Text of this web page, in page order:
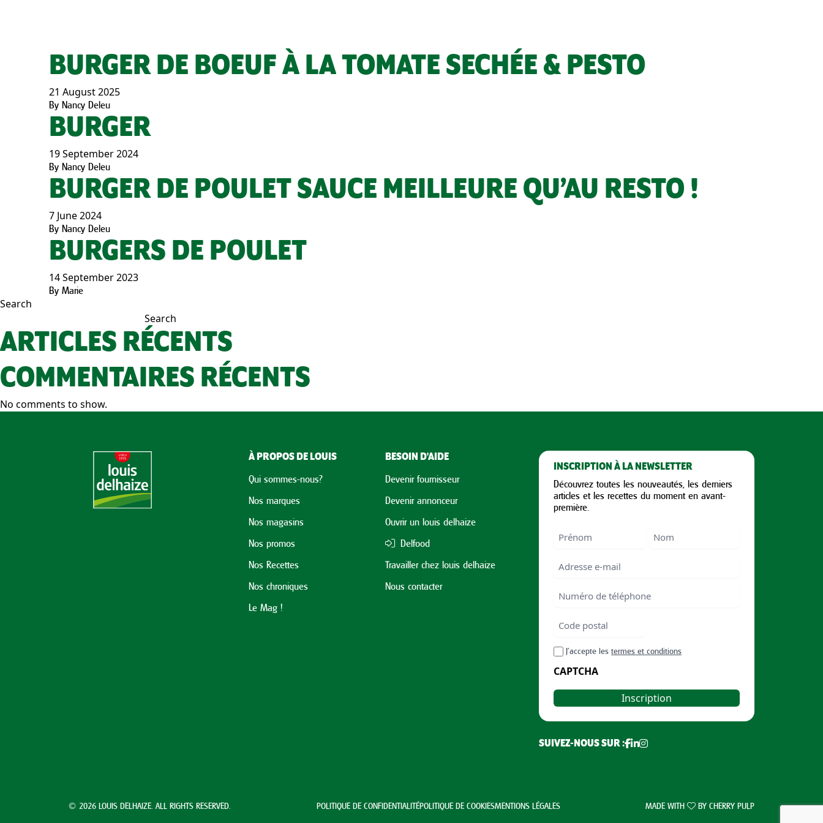
BURGER DE BOEUF À LA TOMATE SECHÉE & PESTO
21 August 2025
By Nancy Deleu
BURGER
19 September 2024
By Nancy Deleu
BURGER DE POULET SAUCE MEILLEURE QU’AU RESTO !
7 June 2024
By Nancy Deleu
BURGERS DE POULET
14 September 2023
By Marie
Search
Search
ARTICLES RÉCENTS
COMMENTAIRES RÉCENTS
No comments to show.
À PROPOS DE LOUIS
Qui sommes-nous?
Nos marques
Nos magasins
Nos promos
Nos Recettes
Nos chroniques
Le Mag !
BESOIN D'AIDE
Devenir fournisseur
Devenir annonceur
Ouvrir un louis delhaize
Delfood
Travailler chez louis delhaize
Nous contacter
INSCRIPTION À LA NEWSLETTER
Découvrez toutes les nouveautés, les derniers
articles et les recettes du moment en avant-
première.
Nom
Email
Numéro
téléphone
Code
postal
Code
postal
RGPDJ’accepte les termes et conditions
CAPTCHA
SUIVEZ-NOUS SUR :
© 2026 LOUIS DELHAIZE. ALL RIGHTS RESERVED. POLITIQUE DE CONFIDENTIALITÉPOLITIQUE DE COOKIESMENTIONS LÉGALES MADE WITH BY CHERRY PULP